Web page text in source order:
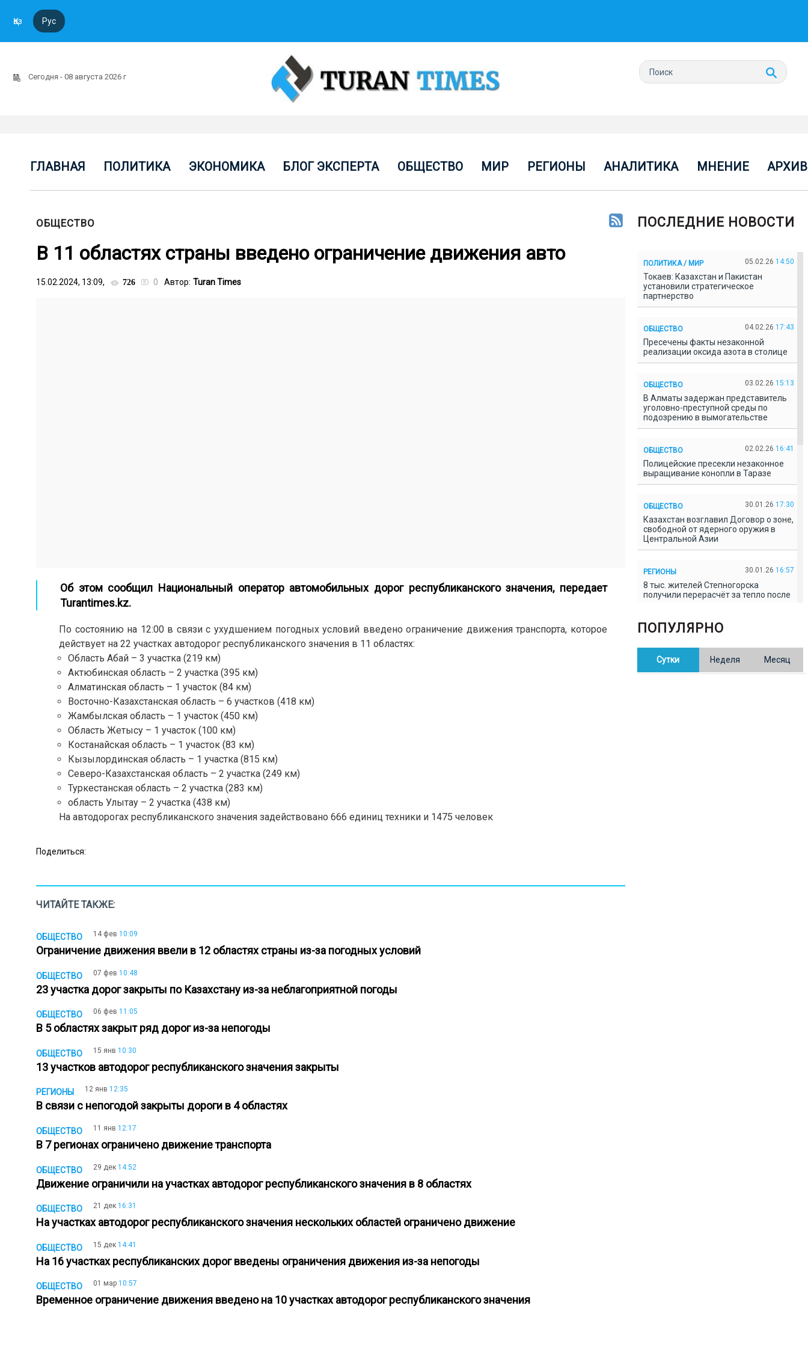
Қаз Рус
Сегодня - 08 августа 2026 г
ГЛАВНАЯ ПОЛИТИКА ЭКОНОМИКА БЛОГ ЭКСПЕРТА ОБЩЕСТВО МИР РЕГИОНЫ АНАЛИТИКА МНЕНИЕ АРХИВ
ОБЩЕСТВО
В 11 областях страны введено ограничение движения авто
15.02.2024, 13:09, 726 0 Автор: Turan Times
Об этом сообщил Национальный оператор автомобильных дорог республиканского значения, передает
Turantimes.kz.
По состоянию на 12:00 в связи с ухудшением погодных условий введено ограничение движения транспорта, которое
действует на 22 участках автодорог республиканского значения в 11 областях:
Область Абай – 3 участка (219 км)
Актюбинская область – 2 участка (395 км)
Алматинская область – 1 участок (84 км)
Восточно-Казахстанская область – 6 участков (418 км)
Жамбылская область – 1 участок (450 км)
Область Жетысу – 1 участок (100 км)
Костанайская область – 1 участок (83 км)
Кызылординская область – 1 участка (815 км)
Северо-Казахстанская область – 2 участка (249 км)
Туркестанская область – 2 участка (283 км)
область Улытау – 2 участка (438 км)
На автодорогах республиканского значения задействовано 666 единиц техники и 1475 человек
Поделиться:
ЧИТАЙТЕ ТАКЖЕ:
ОБЩЕСТВО 14 фев 10:09
Ограничение движения ввели в 12 областях страны из-за погодных условий
ОБЩЕСТВО 07 фев 10:48
23 участка дорог закрыты по Казахстану из-за неблагоприятной погоды
ОБЩЕСТВО 06 фев 11:05
В 5 областях закрыт ряд дорог из-за непогоды
ОБЩЕСТВО 15 янв 10:30
13 участков автодорог республиканского значения закрыты
РЕГИОНЫ 12 янв 12:35
В связи с непогодой закрыты дороги в 4 областях
ОБЩЕСТВО 11 янв 12:17
В 7 регионах ограничено движение транспорта
ОБЩЕСТВО 29 дек 14:52
Движение ограничили на участках автодорог республиканского значения в 8 областях
ОБЩЕСТВО 21 дек 16:31
На участках автодорог республиканского значения нескольких областей ограничено движение
ОБЩЕСТВО 15 дек 14:41
На 16 участках республиканских дорог введены ограничения движения из-за непогоды
ОБЩЕСТВО 01 мар 10:57
Временное ограничение движения введено на 10 участках автодорог республиканского значения
ПОСЛЕДНИЕ НОВОСТИ
ПОЛИТИКА / МИР 05.02.26 14:50
Токаев: Казахстан и Пакистан
установили стратегическое
партнерство
ОБЩЕСТВО 04.02.26 17:43
Пресечены факты незаконной
реализации оксида азота в столице
ОБЩЕСТВО 03.02.26 15:13
В Алматы задержан представитель
уголовно-преступной среды по
подозрению в вымогательстве
ОБЩЕСТВО 02.02.26 16:41
Полицейские пресекли незаконное
выращивание конопли в Таразе
ОБЩЕСТВО 30.01.26 17:30
Казахстан возглавил Договор о зоне,
свободной от ядерного оружия в
Центральной Азии
РЕГИОНЫ 30.01.26 16:57
8 тыс. жителей Степногорска
получили перерасчёт за тепло после
В Казахстане готовят новую
редакцию Конституции: меняется
ПОПУЛЯРНО
Сутки Неделя Месяц